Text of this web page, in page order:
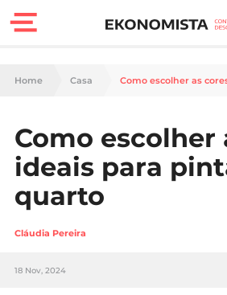
Finanças
Carreira
Casa
Lifestyle
Sociedade
Home Casa Como escolher as
Como escolher
ideais para
quarto
Cláudia Pereira
18 Nov, 2024